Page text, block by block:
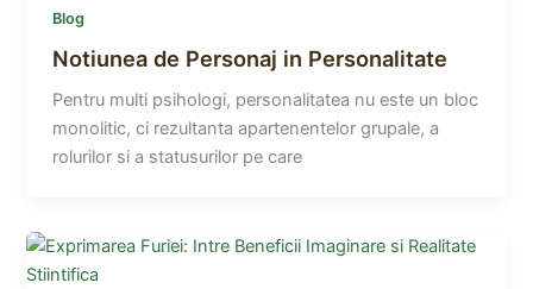
Blog
Notiunea de Personaj in Personalitate
Pentru multi psihologi, personalitatea nu este un bloc
monolitic, ci rezultanta apartenentelor grupale, a
rolurilor si a statusurilor pe care